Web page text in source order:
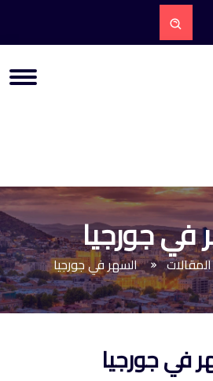
في جورجيا
السهر في جورجيا
في جورجيا